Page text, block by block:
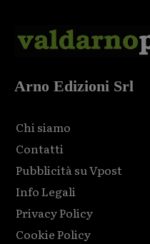
Arno Edizioni Srl
Chi siamo
Contatti
Pubblicità su Vpost
Info Legali
Privacy Policy
Cookie Policy